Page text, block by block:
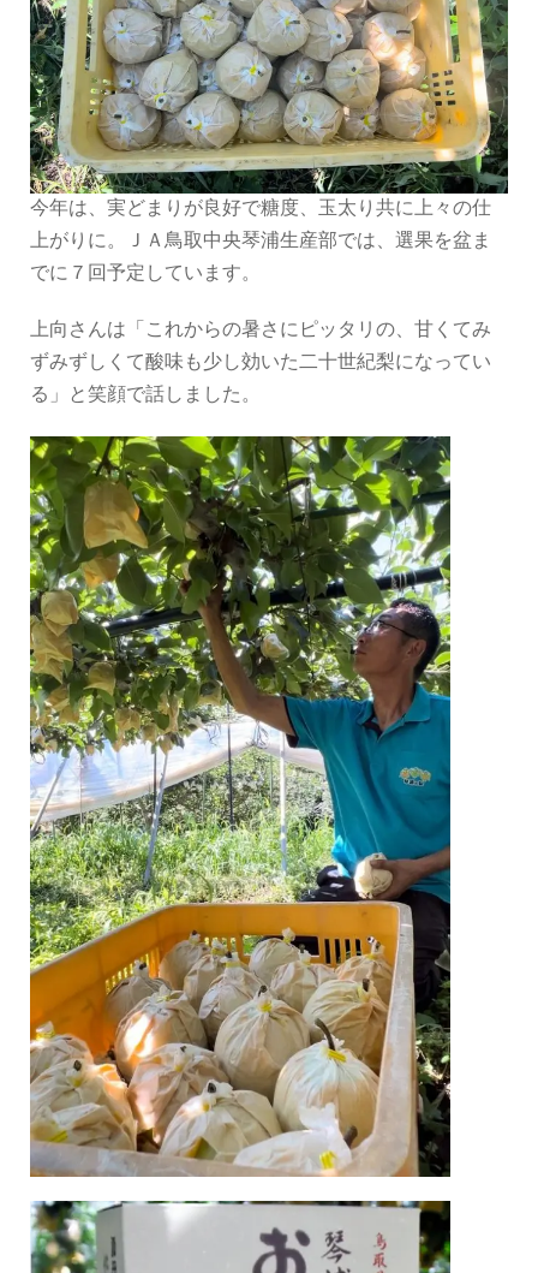
今年は、実どまりが良好で糖度、玉太り共に上々の仕
上がりに。ＪＡ鳥取中央琴浦生産部では、選果を盆ま
でに７回予定しています。
上向さんは「これからの暑さにピッタリの、甘くてみ
ずみずしくて酸味も少し効いた二十世紀梨になってい
る」と笑顔で話しました。